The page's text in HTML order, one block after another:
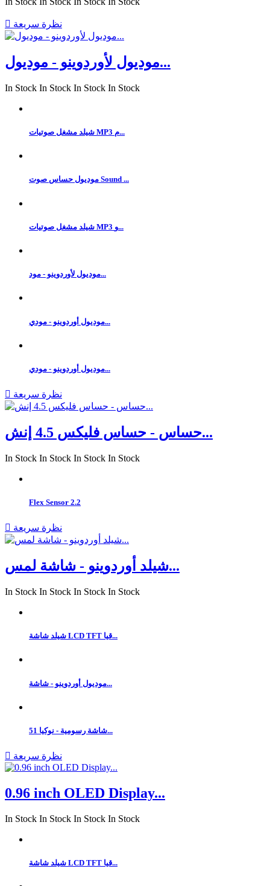
 نظرة سريعة
موديول لأوردوينو - موديول...
In Stock In Stock In Stock In Stock
شيلد مشغل صوتيات MP3 م...
موديول حساس صوت Sound ...
شيلد مشغل صوتيات MP3 و...
موديول لأوردوينو - مود...
موديول أوردوينو - مودي...
موديول أوردوينو - مودي...
 نظرة سريعة
حساس - حساس فليكس 4.5 إنش...
In Stock In Stock In Stock In Stock
Flex Sensor 2.2
 نظرة سريعة
شيلد أوردوينو - شاشة لمس...
In Stock In Stock In Stock In Stock
شيلد شاشة LCD TFT قيا...
موديول أوردوينو - شاشة...
شاشة رسومية - نوكيا 51...
 نظرة سريعة
0.96 inch OLED Display...
In Stock In Stock In Stock In Stock
شيلد شاشة LCD TFT قيا...